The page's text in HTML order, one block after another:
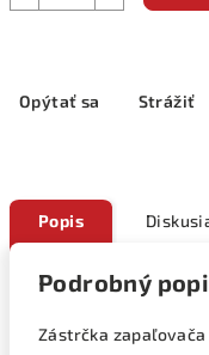
Opýtať sa Strážiť
Popis
Podrobný
Zástrčka